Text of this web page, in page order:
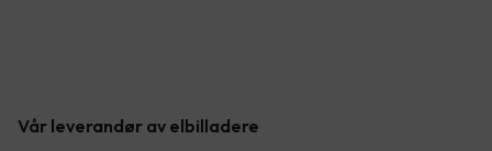
Vår leverandør av elbilladere